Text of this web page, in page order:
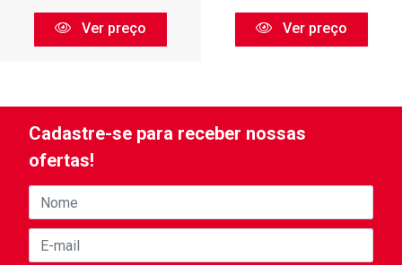
Ver preço Ver preço
Cadastre-se para receber nossas
ofertas!